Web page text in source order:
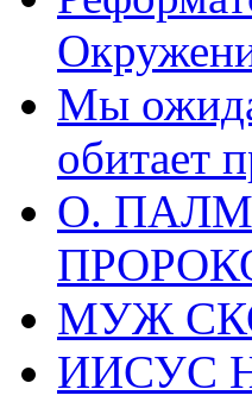
Мы
обитает
О.
МУЖ
ИИСУС